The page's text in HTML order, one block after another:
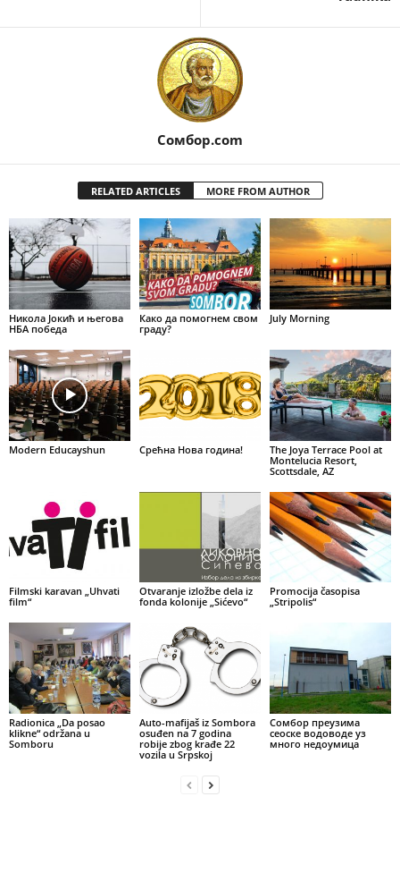
Сомбор.com
RELATED ARTICLES MORE FROM AUTHOR
Никола Јокић и његова
НБА победа
Како да помогнем свом
граду?
July Morning
Modern Educayshun Срећна Нова година!
The Joya Terrace Pool at
Montelucia Resort,
Scottsdale, AZ
Filmski karavan „Uhvati
film“
Otvaranje izložbe dela iz
fonda kolonije „Sićevo“
Promocija časopisa
„Stripolis“
Radionica „Da posao
klikne“ održana u
Somboru
Auto-mafijaš iz Sombora
osuđen na 7 godina
robije zbog krađe 22
vozila u Srpskoj
Сомбор преузима
сеоске водоводе уз
много недоумица